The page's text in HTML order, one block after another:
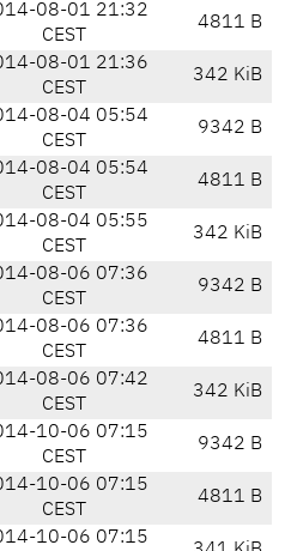
08-01 21:32
CEST
4811 B
08-01 21:36
CEST
342 KiB
08-04 05:54
CEST
9342 B
08-04 05:54
CEST
4811 B
08-04 05:55
CEST
342 KiB
08-06 07:36
CEST
9342 B
08-06 07:36
CEST
4811 B
08-06 07:42
CEST
342 KiB
10-06 07:15
CEST
9342 B
10-06 07:15
CEST
4811 B
10-06 07:15